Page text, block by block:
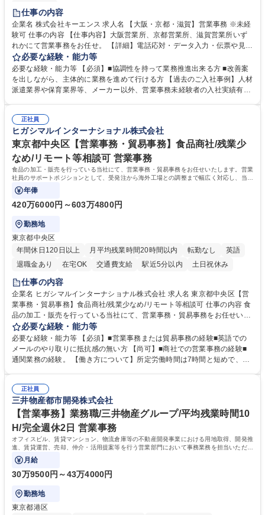
土日祝休み
仕事の内容
企業名 株式会社キーエンス 求人名 【大阪・京都・滋賀】営業事務 ※未経
験可 仕事の内容 【仕事内容】大阪営業所、京都営業所、滋賀営業所いず
れかにて営業事務をお任せ。 【詳細】電話応対・データ入力・伝票や見積
の作成・カタログ送付・来客対応・営業所内で発生する事務業務や業務改
善をお任せ。 【教育制度】ご入社後、育成担当とペアになりながらOJTに
て業務を覚えていただくことが可能です。業務システムがきちんと構築さ
れているため、スムーズに仕事に慣れることができる環境です。また、
募集職種 【大阪・京都・滋賀】営業事務 ※未経験可
必要な経験・能力等
必要な経験・能力等 【必須】■協調性を持って業務推進出来る方 ■改善案
を出しながら、主体的に業務を進めて行ける方 【過去のご入社事例】人材
派遣業界や保育業界等、メーカー以外、営業事務未経験者の入社実績有
えて、お客様や社員の状況に合わせ、能動的なサポート、改善の動きも期
待され。組織を支えるスペシャリストとして、チームに貢献し、結果的に
社員から頼られる存在になることができます。平均19:30の退勤以降の業
務の持ち帰りも禁止されており、メリハリのある働き方となります。 学
歴・資格 学歴：大学院 大学 高専 短大 語学力： 資格：
正社員
ヒガシマルインターナショナル株式会社
東京都中央区【営業事務・貿易事務】食品商社/残業少
なめ/リモート等相談可 営業事務
食品の加工・販売を行っている当社にて、営業事務・貿易事務をお任せいたします。営業
社員のサポートポジションとして、受発注から海外工場との調整まで幅広く対応し、当社
事業の根幹を支えていただきます。
年俸
420万6000円～603万4800円
勤務地
東京都中央区
年間休日120日以上
月平均残業時間20時間以内 転勤なし
英語
退職金あり
在宅OK 交通費支給 駅近5分以内 土日祝休み
仕事の内容
企業名 ヒガシマルインターナショナル株式会社 求人名 東京都中央区【営
業事務・貿易事務】食品商社/残業少なめ/リモート等相談可 仕事の内容 食
品の加工・販売を行っている当社にて、営業事務・貿易事務をお任せいた
します。営業社員のサポートポジションとして、受発注から海外工場との
調整まで幅広く対応し、当社事業の根幹を支えていただきます。 ■受発注
業務、請求書発行 ■海外工場とのスケジュール調整 ■在庫管理 ■輸入書類
の確認・作成 ■配送手配 ■通関業者を通して行う輸出入業全般 ■倉庫との
ルプロデュースしているため、商品に関わる全ての業務をサポート頂きま
す。 募集職種 東京都中央区【営業事務・貿易事務】食品商社/残業少なめ/
リモート等相談可
必要な経験・能力等
必要な経験・能力等 【必須】■営業事務または貿易事務の経験■英語での
メールのやり取りに抵抗感の無い方 【尚可】■商社での営業事務の経験■
通関業務の経験。 【働き方について】所定労働時間は7時間と短めで、残
の強み】1991年の設立以来、外食産業を中心としたお客様の多様なニー
ズに沿った冷凍水産物等の生産・輸入・販売を一貫して手掛けています。
自社工場と海外拠点の強固な連携によるワンストップサービスが最大の強
みです。 学歴・資格 学歴：大学院 大学 語学力：英語 資格：
正社員
三井物産都市開発株式会社
【営業事務】業務職/三井物産グループ/平均残業時間10
H/完全週休2日 営業事務
オフィスビル、賃貸マンション、物流倉庫等の不動産開発事業における用地取得、開発推
進、賃貸運営、売却、仲介・活用提案等を行う営業部門において事務業務を担当いただき
ます。
月給
30万9500円～43万4000円
勤務地
東京都港区